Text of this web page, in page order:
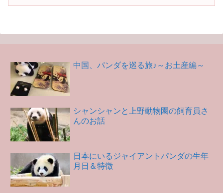
中国、パンダを巡る旅♪～お土産編～
シャンシャンと上野動物園の飼育員さ
んのお話
日本にいるジャイアントパンダの生年
月日＆特徴